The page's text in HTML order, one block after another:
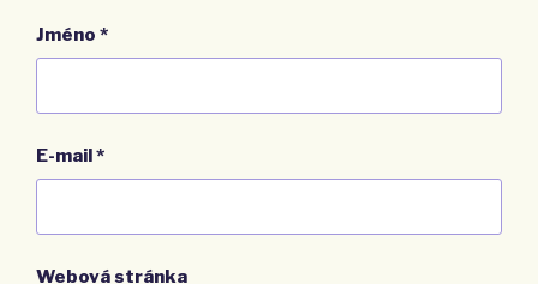
Jméno *
E-mail*
Webová stránka